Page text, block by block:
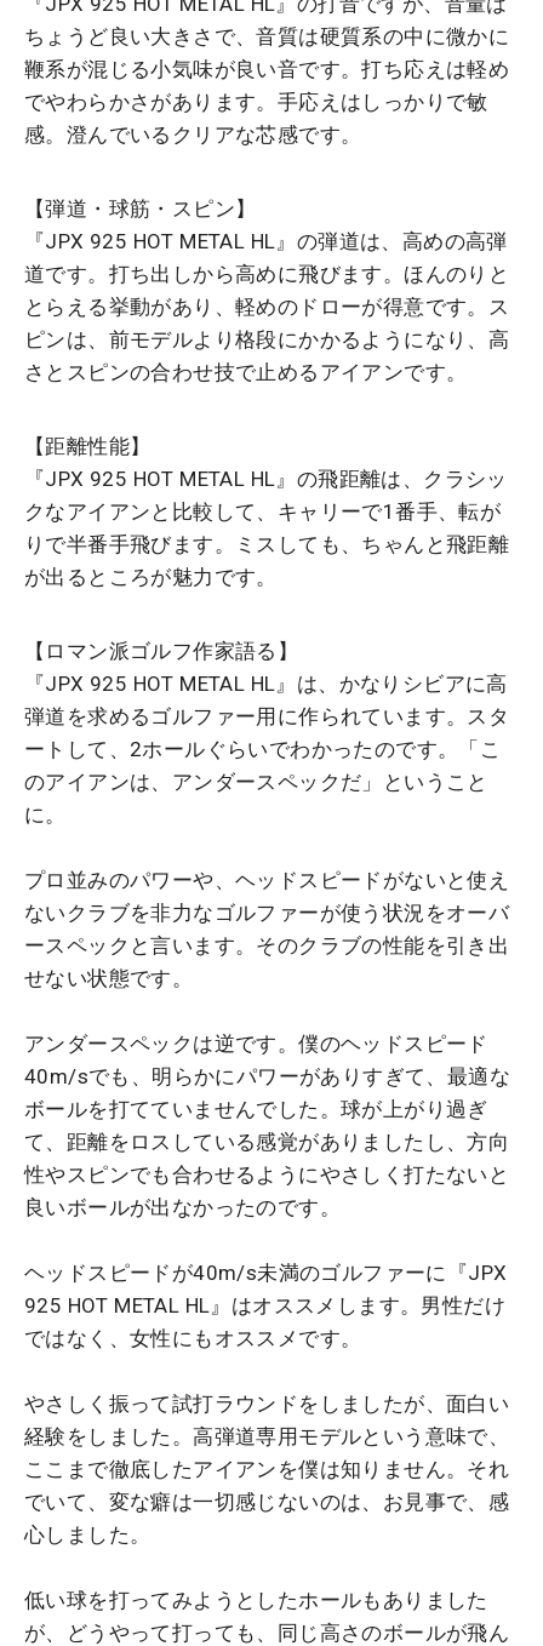
ちょうど良い大きさで、音質は硬質系の中に微かに
鞭系が混じる小気味が良い音です。打ち応えは軽め
でやわらかさがあります。手応えはしっかりで敏
感。澄んでいるクリアな芯感です。
【弾道・球筋・スピン】
『JPX 925 HOT METAL HL』の弾道は、高めの高弾
道です。打ち出しから高めに飛びます。ほんのりと
とらえる挙動があり、軽めのドローが得意です。ス
ピンは、前モデルより格段にかかるようになり、高
さとスピンの合わせ技で止めるアイアンです。
【距離性能】
『JPX 925 HOT METAL HL』の飛距離は、クラシッ
クなアイアンと比較して、キャリーで1番手、転が
りで半番手飛びます。ミスしても、ちゃんと飛距離
が出るところが魅力です。
【ロマン派ゴルフ作家語る】
『JPX 925 HOT METAL HL』は、かなりシビアに高
弾道を求めるゴルファー用に作られています。スタ
ートして、2ホールぐらいでわかったのです。「こ
のアイアンは、アンダースペックだ」ということ
に。
プロ並みのパワーや、ヘッドスピードがないと使え
ないクラブを非力なゴルファーが使う状況をオーバ
ースペックと言います。そのクラブの性能を引き出
せない状態です。
アンダースペックは逆です。僕のヘッドスピード
40m/sでも、明らかにパワーがありすぎて、最適な
ボールを打てていませんでした。球が上がり過ぎ
て、距離をロスしている感覚がありましたし、方向
性やスピンでも合わせるようにやさしく打たないと
良いボールが出なかったのです。
ヘッドスピードが40m/s未満のゴルファーに『JPX
925 HOT METAL HL』はオススメします。男性だけ
ではなく、女性にもオススメです。
やさしく振って試打ラウンドをしましたが、面白い
経験をしました。高弾道専用モデルという意味で、
ここまで徹底したアイアンを僕は知りません。それ
でいて、変な癖は一切感じないのは、お見事で、感
心しました。
低い球を打ってみようとしたホールもありました
が、どうやって打っても、同じ高さのボールが飛ん